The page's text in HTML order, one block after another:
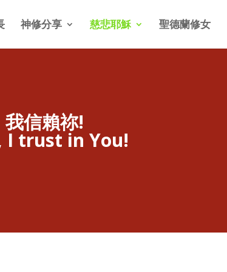
神修分享 慈悲耶穌 聖德蘭修女
信賴祢!
I trust in You!